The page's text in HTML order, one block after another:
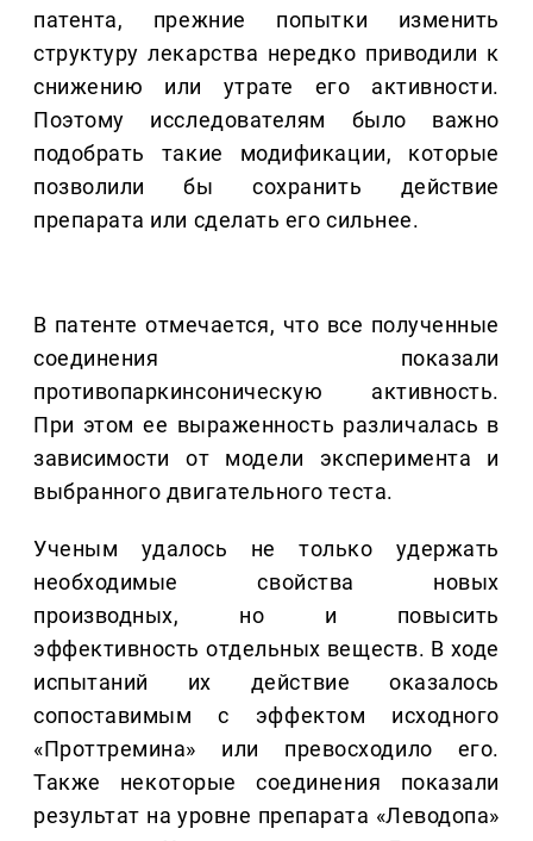
патента, прежние попытки изменить
структуру лекарства нередко приводили к
снижению или утрате его активности.
Поэтому исследователям было важно
подобрать такие модификации, которые
позволили бы сохранить действие
препарата или сделать его сильнее.
В патенте отмечается, что все полученные
соединения показали
противопаркинсоническую активность.
При этом ее выраженность различалась в
зависимости от модели эксперимента и
выбранного двигательного теста.
Ученым удалось не только удержать
необходимые свойства новых
производных, но и повысить
эффективность отдельных веществ. В ходе
испытаний их действие оказалось
сопоставимым с эффектом исходного
«Проттремина» или превосходило его.
Также некоторые соединения показали
результат на уровне препарата «Леводопа»